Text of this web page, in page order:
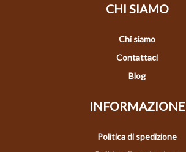
CHI SIAMO
Chi siamo
Contattaci
Blog
INFORMAZIONE
Politica di spedizione